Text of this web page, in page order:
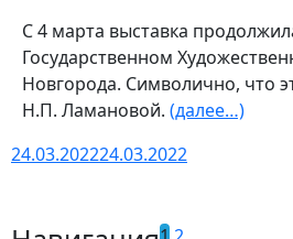
С 4 марта выставка
Государственном
Новгорода. Символично, что
Н.П. Ламановой. (далее…)
24.03.202224.03.2022